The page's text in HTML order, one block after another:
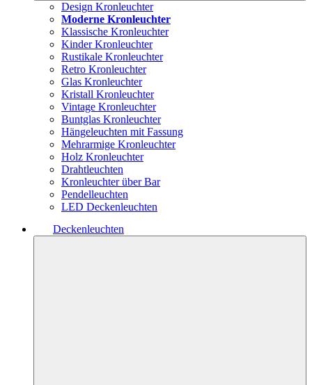
Design Kronleuchter
Moderne Kronleuchter
Klassische Kronleuchter
Kinder Kronleuchter
Rustikale Kronleuchter
Retro Kronleuchter
Glas Kronleuchter
Kristall Kronleuchter
Vintage Kronleuchter
Buntglas Kronleuchter
Hängeleuchten mit Fassung
Mehrarmige Kronleuchter
Holz Kronleuchter
Drahtleuchten
Kronleuchter über Bar
Pendelleuchten
LED Deckenleuchten
Deckenleuchten